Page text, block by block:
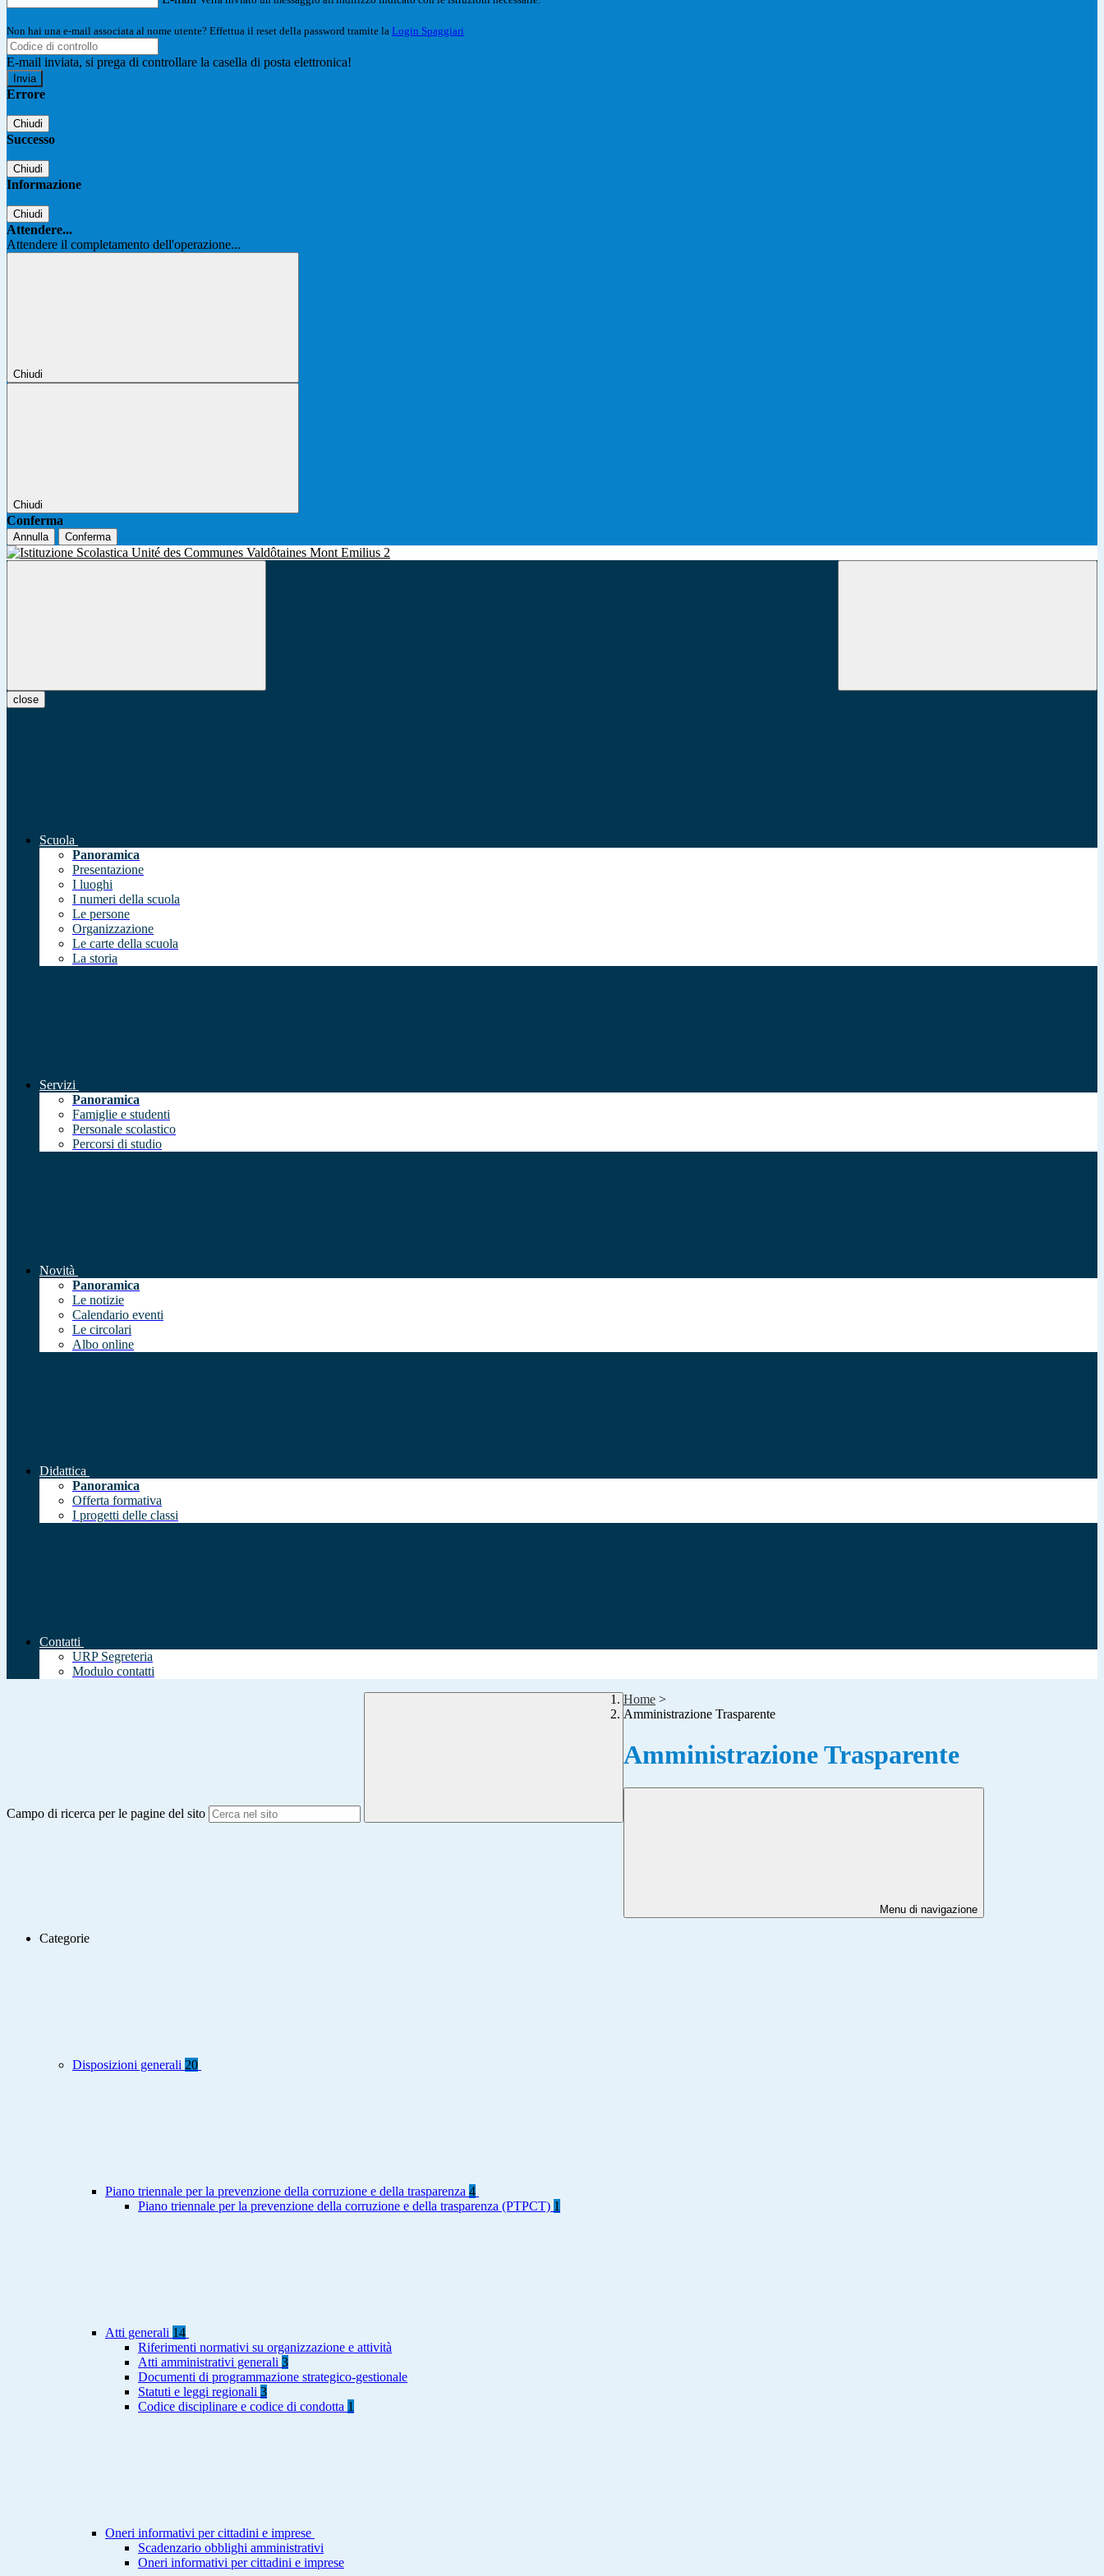
Non hai una e-mail associata al nome utente? Effettua il reset della password tramite la Login Spaggiari
E-mail inviata, si prega di controllare la casella di posta elettronica!
Errore
Chiudi
Successo
Chiudi
Informazione
Chiudi
Attendere...
Attendere il completamento dell'operazione...
Chiudi
Chiudi
Conferma
Annulla Conferma
close
Scuola
Panoramica
Presentazione
I luoghi
I numeri della scuola
Le persone
Organizzazione
Le carte della scuola
La storia
Servizi
Panoramica
Famiglie e studenti
Personale scolastico
Percorsi di studio
Novità
Panoramica
Le notizie
Calendario eventi
Le circolari
Albo online
Didattica
Panoramica
Offerta formativa
I progetti delle classi
Contatti
URP Segreteria
Modulo contatti
Campo di ricerca per le pagine del sito
Home >
Amministrazione Trasparente
Amministrazione Trasparente
Menu di navigazione
Categorie
Disposizioni generali 20
Piano triennale per la prevenzione della corruzione e della trasparenza 4
Piano triennale per la prevenzione della corruzione e della trasparenza (PTPCT) 1
Atti generali 14
Riferimenti normativi su organizzazione e attività
Atti amministrativi generali 3
Documenti di programmazione strategico-gestionale
Statuti e leggi regionali 3
Codice disciplinare e codice di condotta 1
Oneri informativi per cittadini e imprese
Scadenzario obblighi amministrativi
Oneri informativi per cittadini e imprese